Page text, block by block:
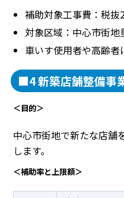
補助対象工事費：税抜
対象区域：中心市街地
車いす使用者や高齢
■4 新築店舗整備事
＜目的＞
中心市街地で新たな店舗
します。
＜補助率と上限額＞